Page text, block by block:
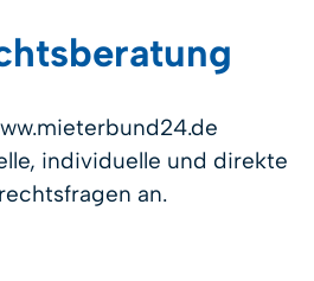
individuelle und direkte
an.